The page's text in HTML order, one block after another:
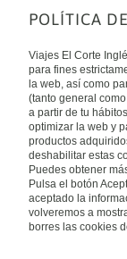
Sobre
Quiénes somos
Financiación
Sostenibilidad
Turismo
Tarjeta El Corte
Trabaja con
El Corte Inglés
Canal Ético
Enlaces de
Guías de viaje
Catálogos
Auto check-in
Condiciones
Política de
Política de
Accesibilidad
Empresas/
Internacional
España
Visita nuestro
Blog de Viajes
POLÍTICA
Viajes El Corte
para fines
la web, así como
(tanto general
a partir de tu
optimizar la web y
productos
deshabilitar estas
Puedes obtener
Pulsa el botón
aceptado la
volveremos a
borres las cookies